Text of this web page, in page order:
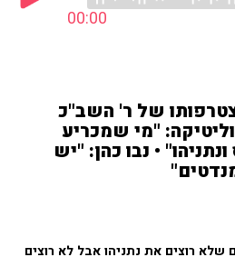
00:00
של ר' השב"כ
"מי שמכריע
• נבו כהן: "יש
שלא רוצים את נתניהו אבל לא רוצים